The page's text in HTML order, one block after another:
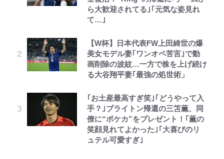
ら大歓迎されてる｣｢元気な姿見れ
て…｣
【W杯】日本代表FW上田綺世の爆
美女モデル妻｢ワンオペ苦言｣で動
画削除の波紋…一方で株を上げ続け
る大谷翔平妻｢最強の処世術」
｢お土産最高すぎ笑｣｢どうやって入
手？｣ブライトン帰還の三笘薫、同
僚に“ポケカ”をプレゼント！｢薫の
笑顔見れてよかった｣｢大喜びのリ
ュテル可愛すぎ｣
第3回 出版までの道のり・その2
レビュー『仮面家族』悠木シュン・
著
おもしろさを知る
けど……」 グラベルバイクで暑さ
に負けそうなヒルクライム、砂利道
を疾走して少年時代を振り返る50
代の夏 長野県｜2026年
【夏は涼しい長野で「車中泊」旅】
良質な湯は “山の恵み”！ 満足度を
上げてくれる「温泉付きRVパー
ク」おすすめ3選
続々
貌姿に「超絶イケメン」大反響 意
味深「スネ毛ハラスメント」にも注
目
ちゃモテる」 年収7億円・お洒落・
包容力…超愛される日本代表
てたので合格発表も行かなかったん
です」
元衆院議員・山尾志桜里が語る誹謗
中傷動画…「計り知れない」切り抜
き落選運動の影響と今語る「保育園
落ちた日本死ね」
FRUITS ZIPPER鎮西寿々歌が語る
『天才てれびくん』時代の学びと
22歳でアイドルの道を切り拓いた
「人生最大の決断」
ボンジュールでポンジュースだゾ
とうちゃんが出世するゾ
公式-転生したら平民でした。~生活
します~ 第37話(2)
公式-雑用付与術師が自分の最強に
気付くまで 第56話(1)
らしてヤバイ…」
『SLAM DUNK』が30年前に描い
た「驚きの戦術」ストレッチ5に大
型ポイントガードも…
ZZ』いまだ語り継がれる「伝説の
トンデモシーン」 「Zザク」に
「謎の光」も…